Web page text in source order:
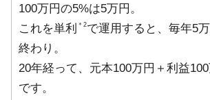
100万円の5%は5万円。
これを単利 ＊2で運用すると、毎年5
終わり。
20年経って、元本100万円＋利益
です。